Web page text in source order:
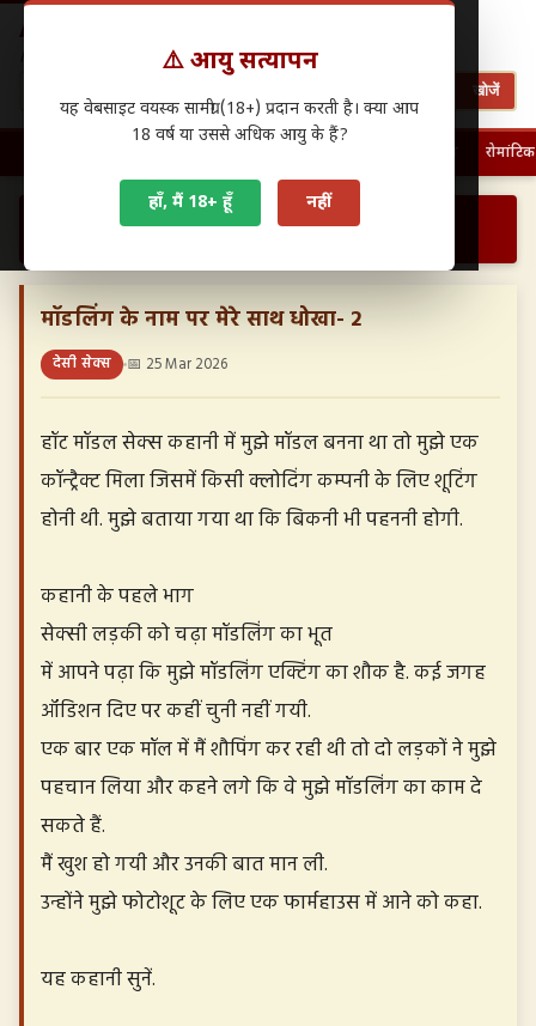
⚠️ आयु सत्यापन
यह वेबसाइट वयस्क सामग्री (18+) प्रदान करती है। क्या आप
18 वर्ष या उससे अधिक आयु के हैं?
हाँ, मैं 18+ हूँ नहीं
Antarwasna.in
Hindi Sex Stories – हिंदी सेक्स कहानियाँ
खोजें
रोमांटिक
देसी सेक्स › मॉडलिंग के नाम पर मेरे साथ धोखा- 2…
मॉडलिंग के नाम पर मेरे साथ धोखा- 2
देसी सेक्स 📅 25 Mar 2026
हॉट मॉडल सेक्स कहानी में मुझे मॉडल बनना था तो मुझे एक
कॉन्ट्रैक्ट मिला जिसमें किसी क्लोदिंग कम्पनी के लिए शूटिंग
होनी थी. मुझे बताया गया था कि बिकनी भी पहननी होगी.
कहानी के पहले भाग
सेक्सी लड़की को चढ़ा मॉडलिंग का भूत
में आपने पढ़ा कि मुझे मॉडलिंग एक्टिंग का शौक है. कई जगह
ऑडिशन दिए पर कहीं चुनी नहीं गयी.
एक बार एक मॉल में मैं शौपिंग कर रही थी तो दो लड़कों ने मुझे
पहचान लिया और कहने लगे कि वे मुझे मॉडलिंग का काम दे
सकते हैं.
मैं खुश हो गयी और उनकी बात मान ली.
उन्होंने मुझे फोटोशूट के लिए एक फार्महाउस में आने को कहा.
यह कहानी सुनें.